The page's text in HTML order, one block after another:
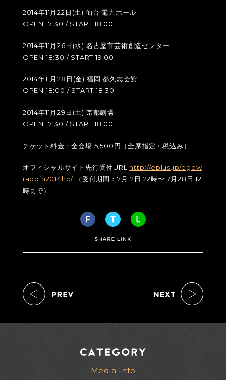
2014年11月22日(土) 仙台 電力ホール
OPEN 17:30 / START 18:00
2014年11月26日(水) 名古屋市芸術創造センター
OPEN 18:30 / START 19:00
2014年11月28日(金) 福岡 都久志会館
OPEN 18:00 / START 18:30
2014年11月29日(土) 京都劇場
OPEN 17:30 / START 18:00
チケット料金：全会場 5,500円（全席指定・税込み）
オフィシャルサイト先行受付URL http://eplus.jp/egow
rappin2014hp/ （受付期間：7月12日 22時〜 7月28日 12
時まで）
Media Info